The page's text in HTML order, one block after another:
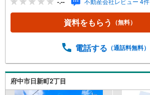
資料をもらう （無料）
電話する （通話料無料）
府中市日新町2丁目